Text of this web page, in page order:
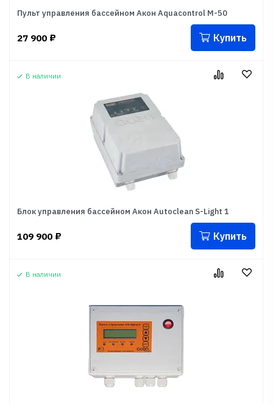
Пульт управления бассейном Акон Aquacontrol M-50
27 900 ₽ Купить
В наличии
Блок управления бассейном Акон Autoclean S-Light 1
109 900 ₽ Купить
В наличии